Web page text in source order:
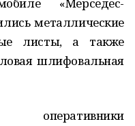
металлические
листы, а также
шлифовальная